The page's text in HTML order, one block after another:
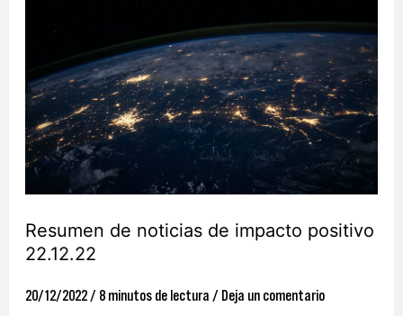
Resumen de noticias de impacto positivo
22.12.22
20/12/2022 / 8 minutos de lectura / Deja un comentario
noticias
impacto
positivo
22.12.22